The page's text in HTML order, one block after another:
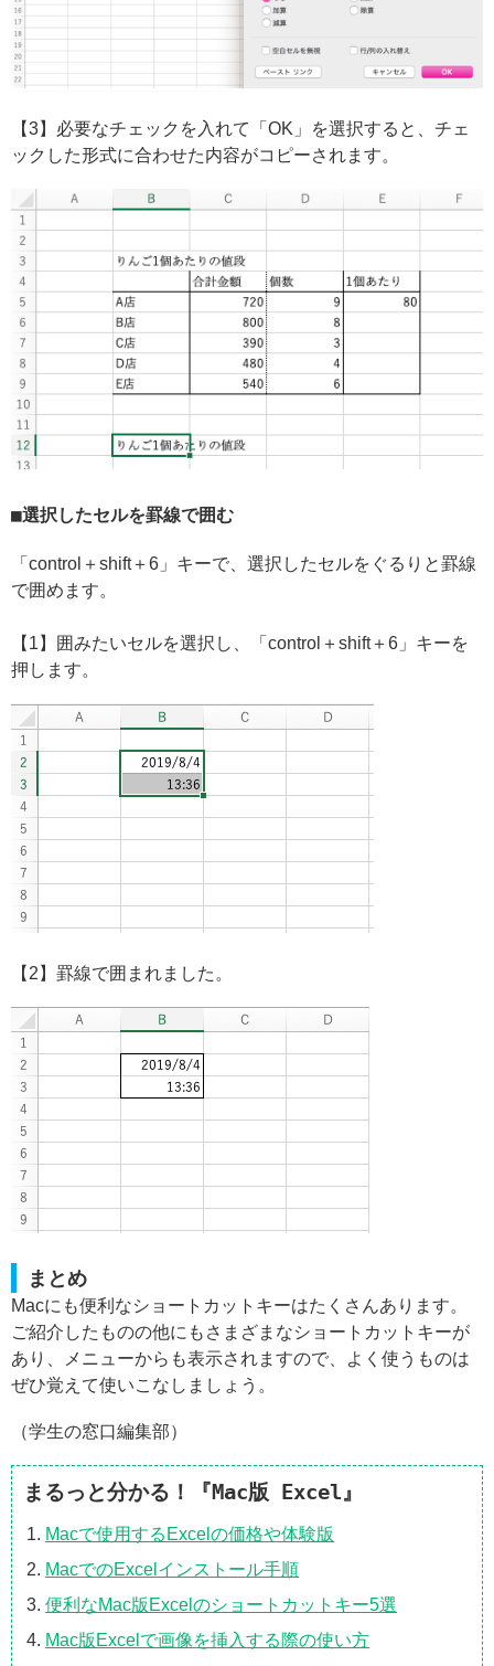
【3】必要なチェックを入れて「OK」を選択すると、チェ
ックした形式に合わせた内容がコピーされます。
選択したセルを罫線で囲む
「control＋shift＋6」キーで、選択したセルをぐるりと罫線
で囲めます。
【1】囲みたいセルを選択し、「control＋shift＋6」キーを
押します。
【2】罫線で囲まれました。
まとめ
Macにも便利なショートカットキーはたくさんあります。
ご紹介したものの他にもさまざまなショートカットキーが
あり、メニューからも表示されますので、よく使うものは
ぜひ覚えて使いこなしましょう。
（学生の窓口編集部）
まるっと分かる！『Mac版 Excel』
Macで使用するExcelの価格や体験版
MacでのExcelインストール手順
便利なMac版Excelのショートカットキー5選
Mac版Excelで画像を挿入する際の使い方